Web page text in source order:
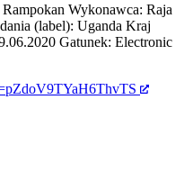
Wykonawca: Raja
(label): Uganda Kraj
Gatunek: Electronic